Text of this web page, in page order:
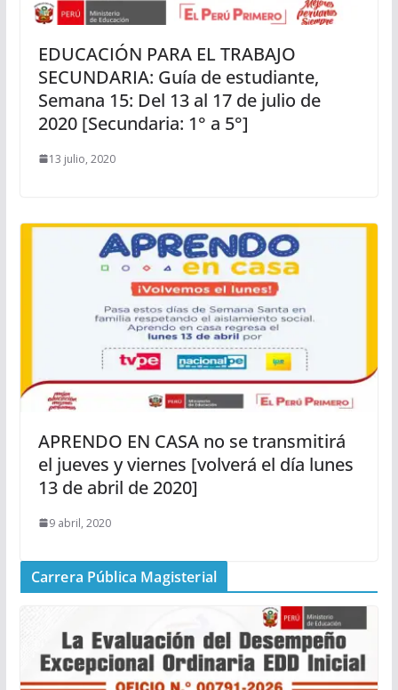
EDUCACIÓN PARA EL TRABAJO
SECUNDARIA: Guía de estudiante,
Semana 15: Del 13 al 17 de julio de
2020 [Secundaria: 1° a 5°]
13 julio, 2020
APRENDO EN CASA no se transmitirá
el jueves y viernes [volverá el día lunes
13 de abril de 2020]
9 abril, 2020
Carrera Pública Magisterial